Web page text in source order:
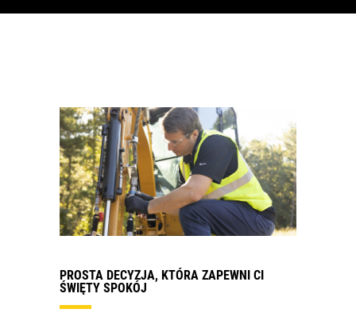
PROSTA DECYZJA, KTÓRA ZAPEWNI CI
ŚWIĘTY SPOKÓJ